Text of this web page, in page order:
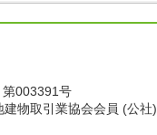
003391号
物取引業協会会員 (公社